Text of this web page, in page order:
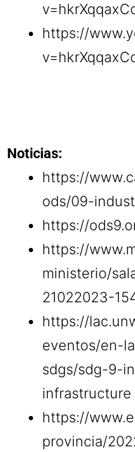
https://
Noticias:
https://
ods/09-
https://
https://
ministerio/
21022023-
https://
eventos/en-
sdgs/sdg-9-
infrastructure
https://
provincia/